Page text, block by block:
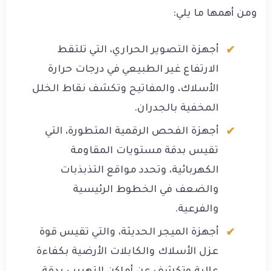
ومن أهمها ما يلي:
أجهزة التصوير الحراري، التي تلتقط
الارتفاع غير الطبيعي في درجات حرارة
الأسلاك، والمفاتيح وتكشف نقاط الخلل
المخفية بالجدران.
أجهزة الفحص الرقمية المتطورة، التي
تقيس بدقة مستويات المقاومة
الكهربائية، وتحدد مواقع التذبذبات
والضعف في الخطوط الرئيسية
والفرعية.
أجهزة الميجر الحديثة، والتي تقيس قوة
عزل الأسلاك والكابلات الأرضية بكفاءة